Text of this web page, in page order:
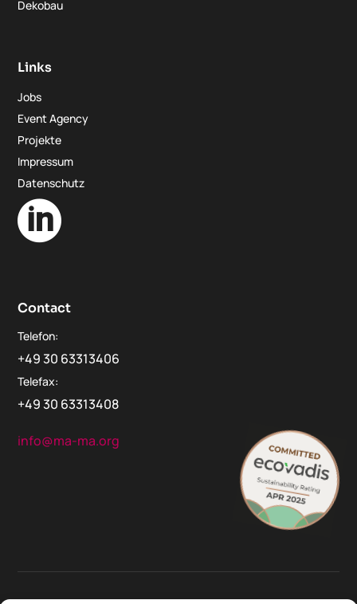
Dekobau
Links
Jobs
Event Agency
Projekte
Impressum
Datenschutz

Contact
Telefon:
+49 30 63313406
Telefax:
+49 30 63313408
info@ma-ma.org